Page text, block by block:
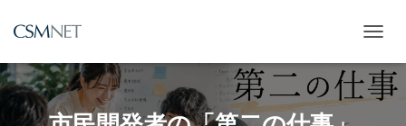
ビ
ゲ
ー